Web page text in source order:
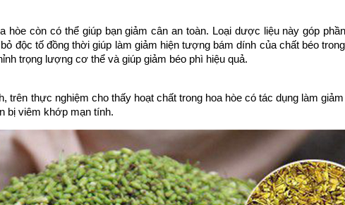
hòe còn có thể giúp bạn giảm cân an toàn. Loại dược liệu này góp
độc tố đồng thời giúp làm giảm hiện tượng bám dính của chất béo
trọng lượng cơ thể và giúp giảm béo phì hiệu quả.
trên thực nghiệm cho thấy hoạt chất trong hoa hòe có tác dụng làm
bị viêm khớp mạn tính.